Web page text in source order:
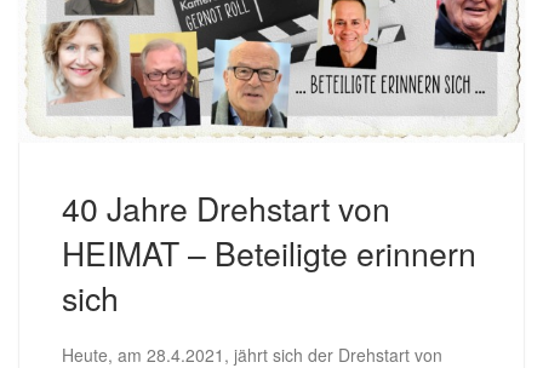
40 Jahre Drehstart von
HEIMAT – Beteiligte erinnern
sich
Heute, am 28.4.2021, jährt sich der Drehstart von